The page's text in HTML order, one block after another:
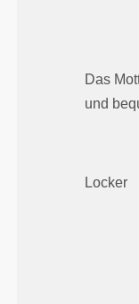
Das
und
Locker